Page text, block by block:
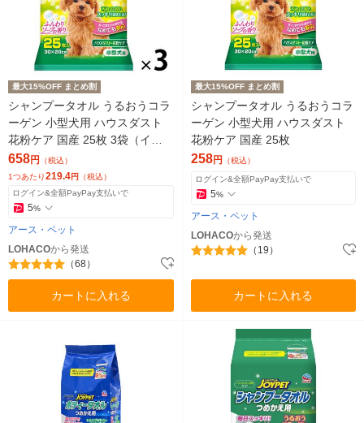
最大15%OFF まとめ割
シャンプータオル うるおうコラ
ーゲン 小型犬用 ハウスダスト
花粉ケア 国産 25枚 3袋（イチ
オシ）
658円 （税込）
1つあたり219.4円 （税込）
ログイン&全額PayPay支払いで
5%
アース・ペット
LOHACOから発送
（68）
カートに入れる
最大15%OFF まとめ割
シャンプータオル うるおうコラ
ーゲン 小型犬用 ハウスダスト
花粉ケア 国産 25枚
258円 （税込）
ログイン&全額PayPay支払いで
5%
アース・ペット
LOHACOから発送
（19）
カートに入れる